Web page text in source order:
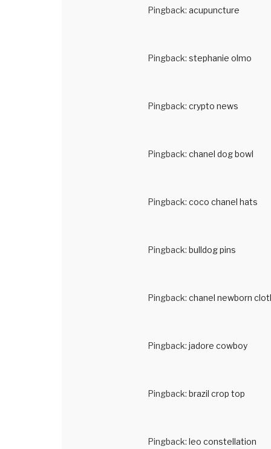
Pingback: acupuncture
Pingback: stephanie olmo
Pingback: crypto news
Pingback: chanel dog bowl
Pingback: coco chanel hats
Pingback: bulldog pins
Pingback: chanel newborn
Pingback: jadore cowboy
Pingback: brazil crop top
Pingback: leo constellation